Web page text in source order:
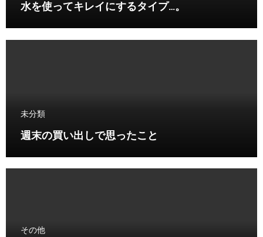
水を使ってキレイにするタイプ…。
未分類
週末の買い出しで思ったこと
その他